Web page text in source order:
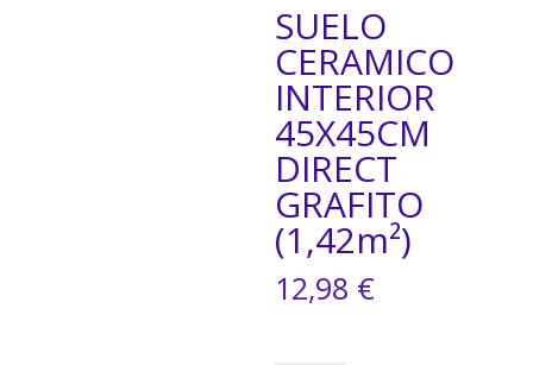
SUELO
CERAMICO
INTERIOR
45X45CM
DIRECT
GRAFITO
(1,42m²)
12,98 €